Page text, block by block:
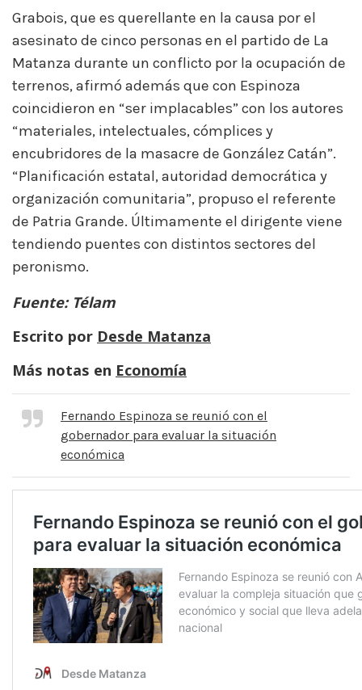
Grabois, que es querellante en la causa por el
asesinato de cinco personas en el partido de La
Matanza durante un conflicto por la ocupación de
terrenos, afirmó además que con Espinoza
coincidieron en “ser implacables” con los autores
“materiales, intelectuales, cómplices y
encubridores de la masacre de González Catán”.
“Planificación estatal, autoridad democrática y
organización comunitaria”, propuso el referente
de Patria Grande. Últimamente el dirigente viene
tendiendo puentes con distintos sectores del
peronismo.
Fuente: Télam
Escrito por Desde Matanza
Más notas en Economía
Fernando Espinoza se reunió con el
gobernador para evaluar la situación
económica